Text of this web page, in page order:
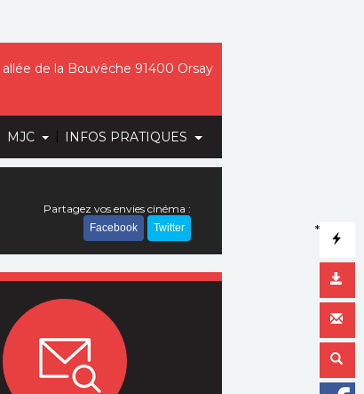
MJC | INFOS PRATIQUES
*
allée de la Bouvêche 91400 Orsay
Partagez vos envies cinéma :
Facebook Twitter